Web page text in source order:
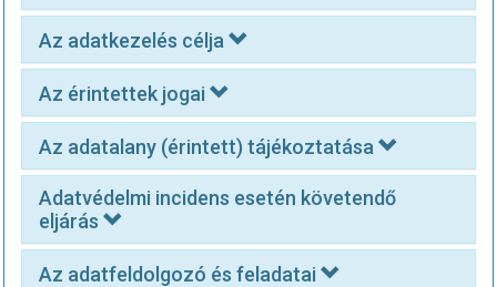
Az adatkezelés célja
Az érintettek jogai
Az adatalany (érintett) tájékoztatása
Adatvédelmi incidens esetén követendő
eljárás
Az adatfeldolgozó és feladatai